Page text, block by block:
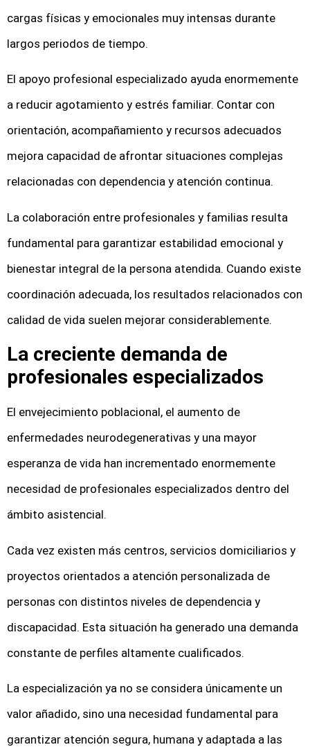
cargas físicas y emocionales muy intensas durante
largos periodos de tiempo.
El apoyo profesional especializado ayuda enormemente
a reducir agotamiento y estrés familiar. Contar con
orientación, acompañamiento y recursos adecuados
mejora capacidad de afrontar situaciones complejas
relacionadas con dependencia y atención continua.
La colaboración entre profesionales y familias resulta
fundamental para garantizar estabilidad emocional y
bienestar integral de la persona atendida. Cuando existe
coordinación adecuada, los resultados relacionados con
calidad de vida suelen mejorar considerablemente.
La creciente demanda de
profesionales especializados
El envejecimiento poblacional, el aumento de
enfermedades neurodegenerativas y una mayor
esperanza de vida han incrementado enormemente
necesidad de profesionales especializados dentro del
ámbito asistencial.
Cada vez existen más centros, servicios domiciliarios y
proyectos orientados a atención personalizada de
personas con distintos niveles de dependencia y
discapacidad. Esta situación ha generado una demanda
constante de perfiles altamente cualificados.
La especialización ya no se considera únicamente un
valor añadido, sino una necesidad fundamental para
garantizar atención segura, humana y adaptada a las